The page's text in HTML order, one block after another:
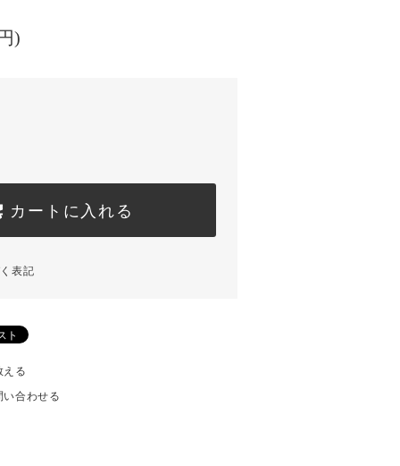
)
カートに入れる
表記
える
合わせる